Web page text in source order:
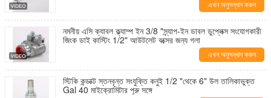
এখন অনুসন্ধান করুন
নমনীয় এসি ক্যাবল ক্ল্যাম্প ইন 3/8 "স্ন্যাপ-ইন ডাবল ডুপ্লেক্স সংযোগকারী
জিংক ডাই কাস্টিং 1/2" আউটলেট বক্সের জন্য গলা
এখন অনুসন্ধান করুন
স্টিকি কন্ডাক্ট স্তনবৃন্ত সংযুক্তি কনুই 1/2 "থেকে 6" উল তালিকাভুক্ত
Gal 40 মাইক্রোমিটার পুরু সঙ্গে